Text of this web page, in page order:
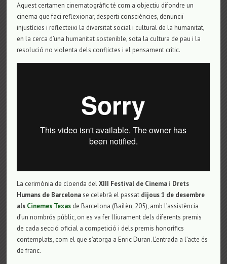
Aquest certamen cinematogràfic té com a objectiu difondre un
cinema que faci reflexionar, desperti consciències, denunciï
injustícies i reflecteixi la diversitat social i cultural de la humanitat,
en la cerca d’una humanitat sostenible, sota la cultura de pau i la
resolució no violenta dels conflictes i el pensament critic.
La cerimònia de cloenda delXIII Festival de Cinema i Drets
Humans de Barcelonase celebrà el passat dijous 1 de desembre
als Cinemes Texas de Barcelona (Bailèn, 205), amb l’assistència
d’un nombrós públic, on es va fer lliurament dels diferents premis
de cada secció oficial a competició i dels premis honorífics
contemplats, com el que s’atorga a Enric Duran. L’entrada a l’acte és
de franc.